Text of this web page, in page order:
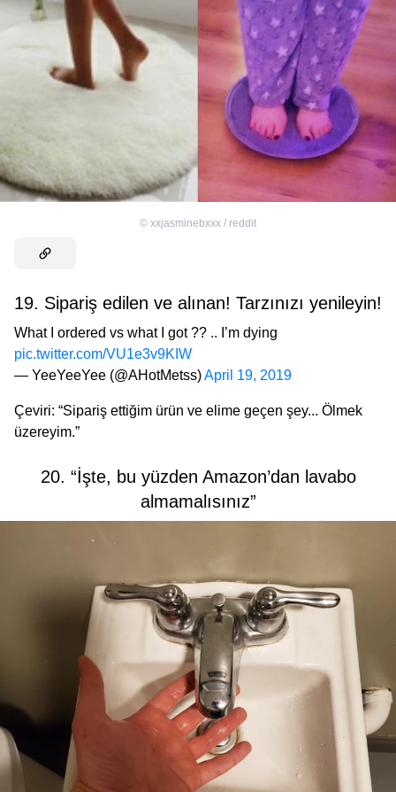
© xxjasminebxxx / reddit
19. Sipariş edilen ve alınan! Tarzınızı yenileyin!
What I ordered vs what I got ?? .. I’m dying
pic.twitter.com/VU1e3v9KIW
— YeeYeeYee (@AHotMetss)April 19, 2019
Çeviri: “Sipariş ettiğim ürün ve elime geçen şey... Ölmek
üzereyim.”
20. “İşte, bu yüzden Amazon’dan lavabo
almamalısınız”